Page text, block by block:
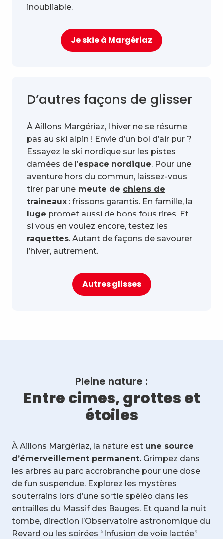
inoubliable.
Je skie à Margériaz
D’autres façons de glisser
À Aillons Margériaz, l’hiver ne se résume
pas au ski alpin ! Envie d’un bol d’air pur ?
Essayez le ski nordique sur les pistes
damées de l’espace nordique. Pour une
aventure hors du commun, laissez-vous
tirer par une meute de chiens de
traineaux : frissons garantis. En famille, la
luge promet aussi de bons fous rires. Et
si vous en voulez encore, testez les
raquettes. Autant de façons de savourer
l’hiver, autrement.
Autres glisses
Pleine nature :
Entre cimes, grottes et
étoiles
À Aillons Margériaz, la nature est une source
d’émerveillement permanent. Grimpez dans
les arbres au parc accrobranche pour une dose
de fun suspendue. Explorez les mystères
souterrains lors d’une sortie spéléo dans les
entrailles du Massif des Bauges. Et quand la nuit
tombe, direction l’Observatoire astronomique du
Revard ou les soirées “Infusion de voie lactée”